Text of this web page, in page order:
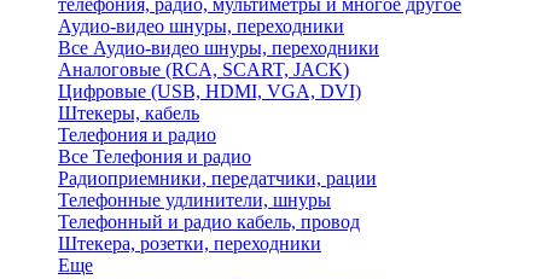
телефония, радио, мультиметры и многое другое
Аудио-видео шнуры, переходники
Все Аудио-видео шнуры, переходники
Аналоговые (RCA, SCART, JACK)
Цифровые (USB, HDMI, VGA, DVI)
Штекеры, кабель
Телефония и радио
Все Телефония и радио
Радиоприемники, передатчики, рации
Телефонные удлинители, шнуры
Телефонный и радио кабель, провод
Штекера, розетки, переходники
Еще